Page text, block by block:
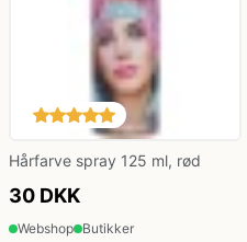
Hårfarve spray 125 ml, rød
30 DKK
Webshop Butikker